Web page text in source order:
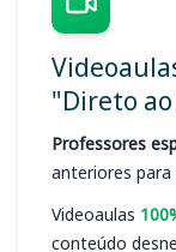
"Direto
Professores
anteriores
Videoaulas
conteúdo